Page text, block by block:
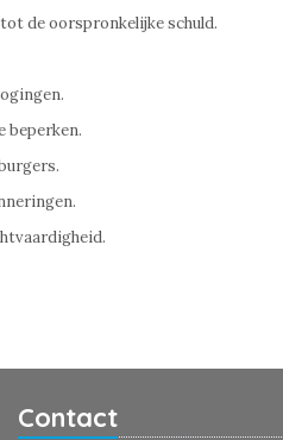
de oorspronkelijke schuld.
beperken.
Contact